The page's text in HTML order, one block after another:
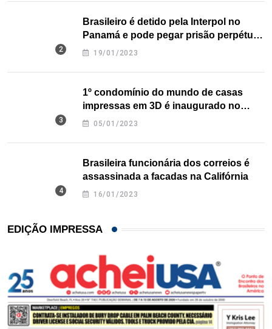
Brasileiro é detido pela Interpol no
Panamá e pode pegar prisão perpétua
nos EUA
19/01/2023
1º condomínio do mundo de casas
impressas em 3D é inaugurado no
Texas
05/01/2023
Brasileira funcionária dos correios é
assassinada a facadas na Califórnia
16/01/2023
EDIÇÃO IMPRESSA